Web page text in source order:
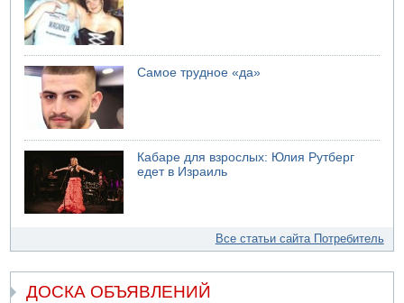
Самое трудное «да»
Кабаре для взрослых: Юлия Рутберг
едет в Израиль
Все статьи сайта Потребитель
ДОСКА ОБЪЯВЛЕНИЙ